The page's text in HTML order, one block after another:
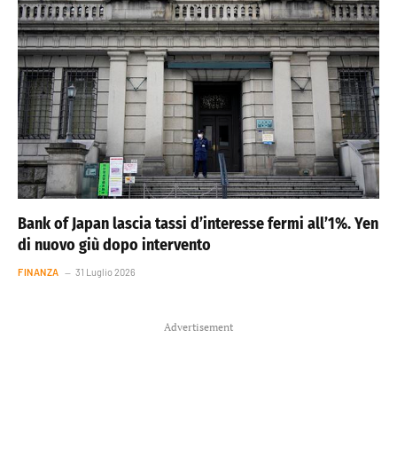
Bank of Japan lascia tassi d’interesse fermi all’1%. Yen
di nuovo giù dopo intervento
FINANZA 31 Luglio 2026
Advertisement